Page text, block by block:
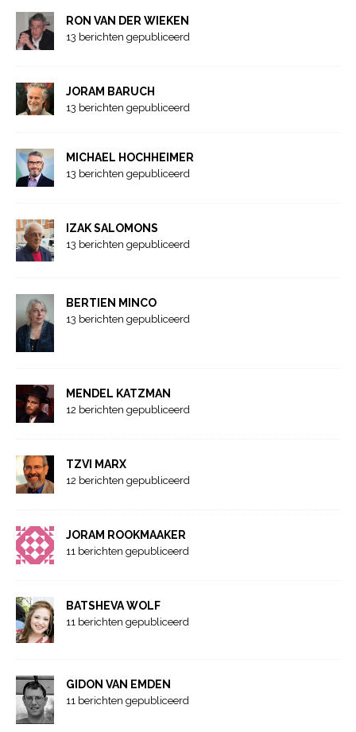
RON VAN DER WIEKEN
13 berichten gepubliceerd
JORAM BARUCH
13 berichten gepubliceerd
MICHAEL HOCHHEIMER
13 berichten gepubliceerd
IZAK SALOMONS
13 berichten gepubliceerd
BERTIEN MINCO
13 berichten gepubliceerd
MENDEL KATZMAN
12 berichten gepubliceerd
TZVI MARX
12 berichten gepubliceerd
JORAM ROOKMAAKER
11 berichten gepubliceerd
BATSHEVA WOLF
11 berichten gepubliceerd
GIDON VAN EMDEN
11 berichten gepubliceerd